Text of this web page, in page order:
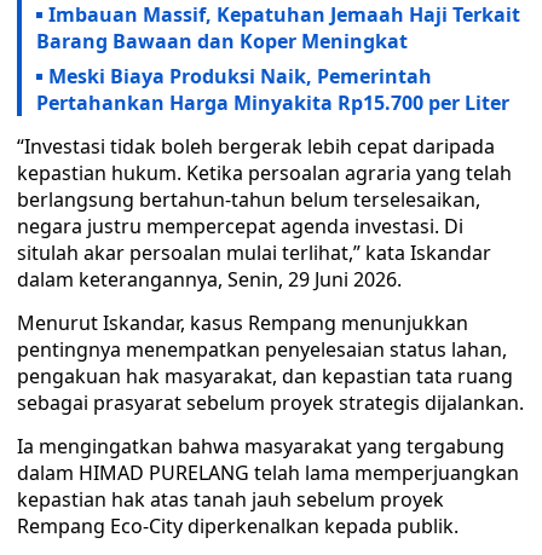
Imbauan Massif, Kepatuhan Jemaah Haji Terkait
Barang Bawaan dan Koper Meningkat
Meski Biaya Produksi Naik, Pemerintah
Pertahankan Harga Minyakita Rp15.700 per Liter
“Investasi tidak boleh bergerak lebih cepat daripada
kepastian hukum. Ketika persoalan agraria yang telah
berlangsung bertahun-tahun belum terselesaikan,
negara justru mempercepat agenda investasi. Di
situlah akar persoalan mulai terlihat,” kata Iskandar
dalam keterangannya, Senin, 29 Juni 2026.
Menurut Iskandar, kasus Rempang menunjukkan
pentingnya menempatkan penyelesaian status lahan,
pengakuan hak masyarakat, dan kepastian tata ruang
sebagai prasyarat sebelum proyek strategis dijalankan.
Ia mengingatkan bahwa masyarakat yang tergabung
dalam HIMAD PURELANG telah lama memperjuangkan
kepastian hak atas tanah jauh sebelum proyek
Rempang Eco-City diperkenalkan kepada publik.